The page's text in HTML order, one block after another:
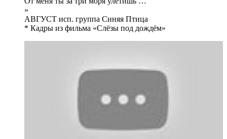
»
АВГУСТ исп. группа Синяя Птица
* Кадры из фильма «Слёзы под дождём»